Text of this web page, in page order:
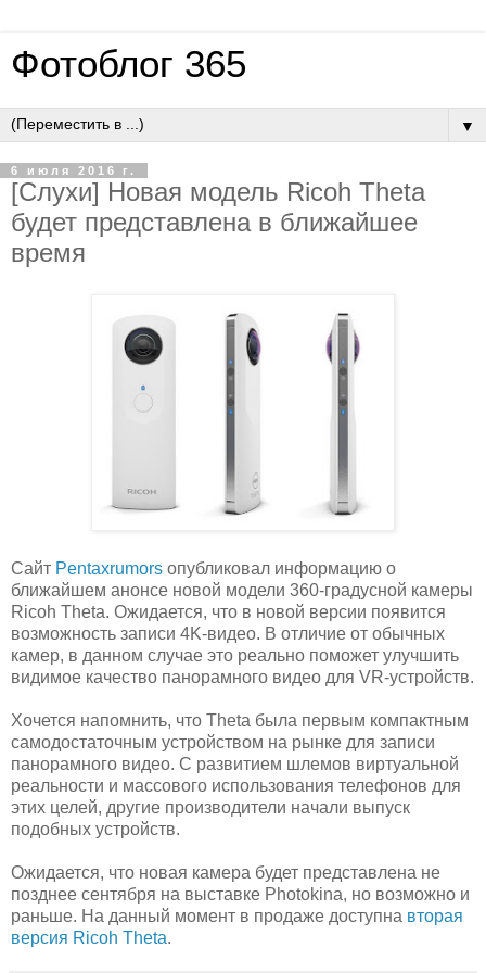
Фотоблог 365
▼
6 июля 2016 г.
[Слухи] Новая модель Ricoh Theta
будет представлена в ближайшее
время
Сайт Pentaxrumors опубликовал информацию о
ближайшем анонсе новой модели 360-градусной камеры
Ricoh Theta. Ожидается, что в новой версии появится
возможность записи 4K-видео. В отличие от обычных
камер, в данном случае это реально поможет улучшить
видимое качество панорамного видео для VR-устройств.
Хочется напомнить, что Theta была первым компактным
самодостаточным устройством на рынке для записи
панорамного видео. С развитием шлемов виртуальной
реальности и массового использования телефонов для
этих целей, другие производители начали выпуск
подобных устройств.
Ожидается, что новая камера будет представлена не
позднее сентября на выставке Photokina, но возможно и
раньше. На данный момент в продаже доступна вторая
версия Ricoh Theta.